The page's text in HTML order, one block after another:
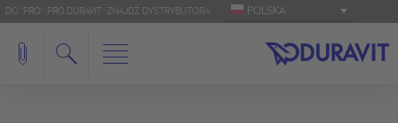
DO 'PRO': PRO.DURAVIT ZNAJDŹ DYSTRYBUTORA POLSKA